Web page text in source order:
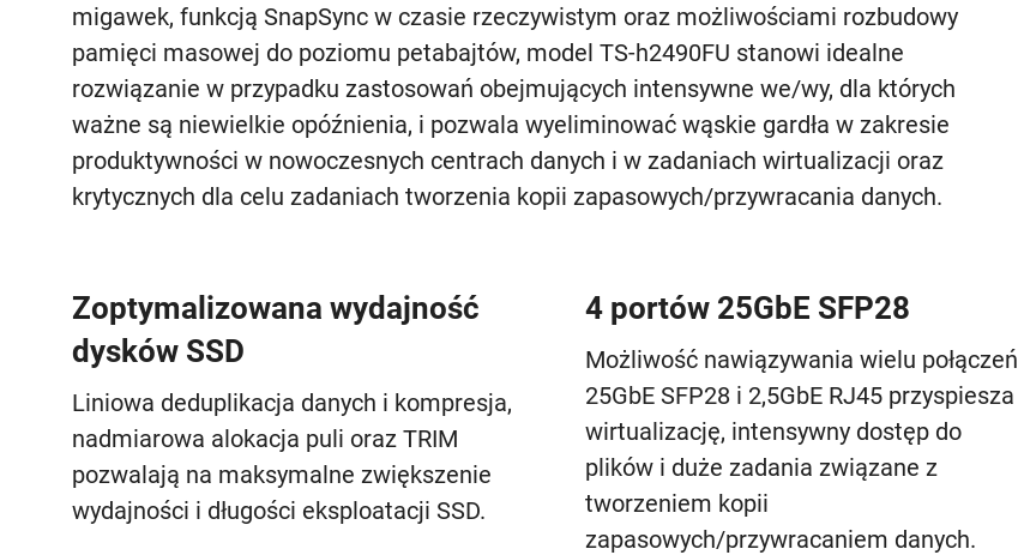
migawek, funkcją SnapSync w czasie rzeczywistym oraz możliwościami rozbudowy
pamięci masowej do poziomu petabajtów, model TS-h2490FU stanowi idealne
rozwiązanie w przypadku zastosowań obejmujących intensywne we/wy, dla których
ważne są niewielkie opóźnienia, i pozwala wyeliminować wąskie gardła w zakresie
produktywności w nowoczesnych centrach danych i w zadaniach wirtualizacji oraz
krytycznych dla celu zadaniach tworzenia kopii zapasowych/przywracania danych.
Zoptymalizowana wydajność
dysków SSD
Liniowa deduplikacja danych i kompresja,
nadmiarowa alokacja puli oraz TRIM
pozwalają na maksymalne zwiększenie
wydajności i długości eksploatacji SSD.
4 portów 25GbE SFP28
Możliwość nawiązywania wielu połączeń
25GbE SFP28 i 2,5GbE RJ45 przyspiesza
wirtualizację, intensywny dostęp do
plików i duże zadania związane z
tworzeniem kopii
zapasowych/przywracaniem danych.